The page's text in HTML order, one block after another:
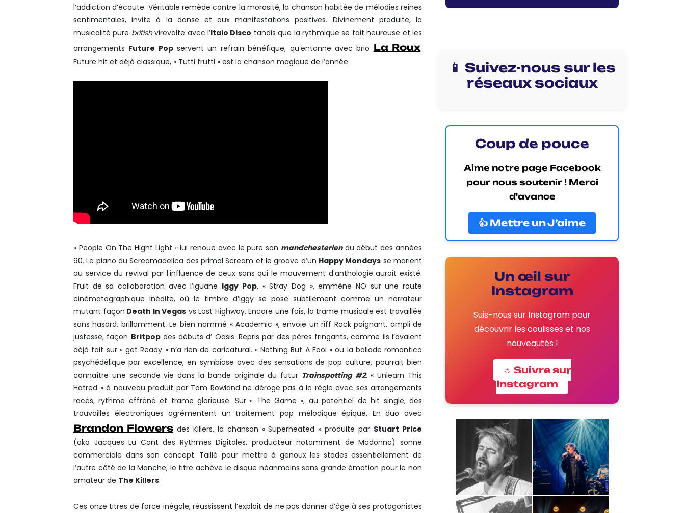
l’addiction d’écoute. Véritable remède contre la morosité, la chanson habitée de mélodies reines
sentimentales, invite à la danse et aux manifestations positives. Divinement produite, la
musicalité pure britishvirevolte avec l’Italo Disco tandis que la rythmique se fait heureuse et les
arrangements Future Popservent un refrain bénéfique, qu’entonne avec brio La Roux.
Future hit et déjà classique, « Tutti frutti » est la chanson magique de l’année.
« People On The Hight Light » lui renoue avec le pure son mandchesteriendu début des années
90. Le piano du Screamadelica des primal Scream et le groove d’un Happy Mondays se marient
au service du revival par l’influence de ceux sans qui le mouvement d’anthologie aurait existé.
Fruit de sa collaboration avec l’iguane Iggy Pop, « Stray Dog », emmène NO sur une route
cinématographique inédite, où le timbre d’Iggy se pose subtilement comme un narrateur
mutant façon Death In Vegas vs Lost Highway. Encore une fois, la trame musicale est travaillée
sans hasard, brillamment. Le bien nommé « Academic », envoie un riff Rock poignant, ampli de
justesse, façon Britpopdes débuts d’ Oasis. Repris par des pères fringants, comme ils l’avaient
déjà fait sur « get Ready » n’a rien de caricatural. « Nothing But A Fool » ou la ballade romantico
psychédélique par excellence, en symbiose avec des sensations de pop culture, pourrait bien
connaître une seconde vie dans la bande originale du futur Trainspotting #2. « Unlearn This
Hatred » à nouveau produit par Tom Rowland ne déroge pas à la règle avec ses arrangements
racés, rythme effréné et trame glorieuse. Sur « The Game », au potentiel de hit single, des
trouvailles électroniques agrémentent un traitement pop mélodique épique. En duo avec
Brandon Flowersdes Killers, la chanson « Superheated » produite par Stuart Price
(aka Jacques Lu Cont des Rythmes Digitales, producteur notamment de Madonna) sonne
commerciale dans son concept. Taillé pour mettre à genoux les stades essentiellement de
l’autre côté de la Manche, le titre achève le disque néanmoins sans grande émotion pour le non
amateur de The Killers.
Ces onze titres de force inégale, réussissent l’exploit de ne pas donner d’âge à ses protagonistes
📱 Suivez-nous sur les
réseaux sociaux
Coup de pouce
Aime notre page Facebook
pour nous soutenir ! Merci
d'avance
👍 Mettre un J’aime
Un œil sur
Instagram
Suis-nous sur Instagram pour
découvrir les coulisses et nos
nouveautés !
☼ Suivre sur
Instagram